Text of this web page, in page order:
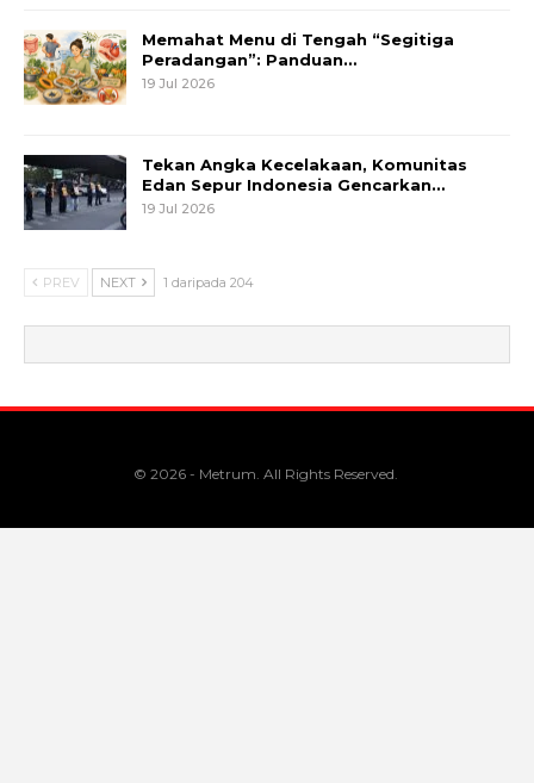
Memahat Menu di Tengah “Segitiga
Peradangan”: Panduan…
19 Jul 2026
Tekan Angka Kecelakaan, Komunitas
Edan Sepur Indonesia Gencarkan…
19 Jul 2026
PREV NEXT 1 daripada 204
© 2026 - Metrum. All Rights Reserved.